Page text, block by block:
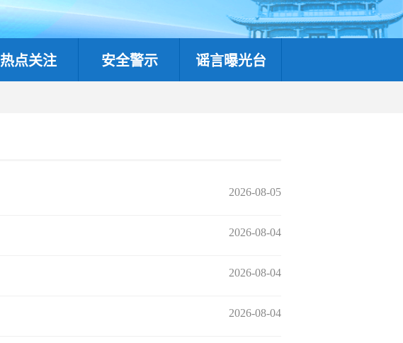
热点关注 安全警示 谣言曝光台
2026-08-05
2026-08-04
2026-08-04
2026-08-04